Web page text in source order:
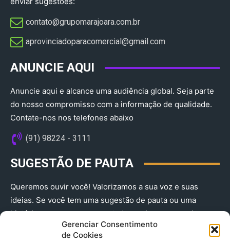
Gerenciar Consentimento
de Cookies
contato@grupomarajoara.com.br
aprovinciadoparacomercial@gmail.com​
ANUNCIE AQUI
Anuncie aqui e alcance uma audiência global. Seja parte
do nosso compromisso com a informação de qualidade.
Contate-nos nos telefones abaixo
(91) 98224 - 3111
SUGESTÃO DE PAUTA
Queremos ouvir você! Valorizamos a sua voz e suas
ideias. Se você tem uma sugestão de pauta ou uma
história que merece ser contada, envie-nos agora!
(91) 98224 - 3111